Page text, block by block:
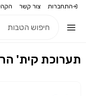
התחברות צור קשר
תערוכת קית'